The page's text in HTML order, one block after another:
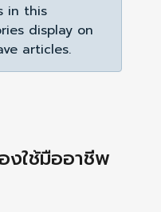
in this
display on
articles.
งใช้มืออาชีพ